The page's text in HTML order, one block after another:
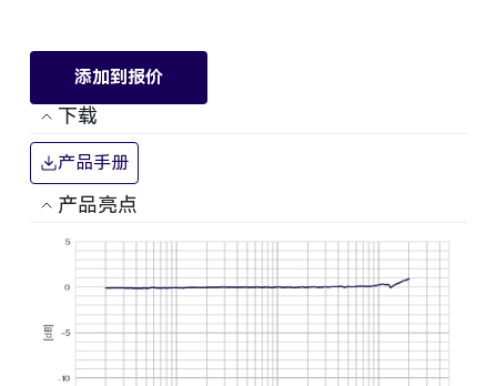
添加到报价
下载
产品手册
产品亮点